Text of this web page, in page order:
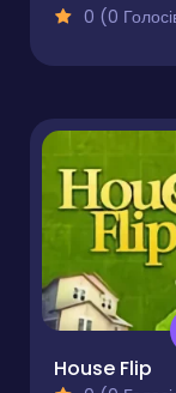
0 (0
House Flip